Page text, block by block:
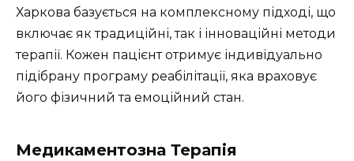
Харкова базується на комплексному підході, що
включає як традиційні, так і інноваційні методи
терапії. Кожен пацієнт отримує індивідуально
підібрану програму реабілітації, яка враховує
його фізичний та емоційний стан.
Медикаментозна Терапія